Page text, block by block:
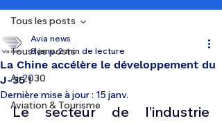
Tous les posts
Air2030
Aviation & Tourisme
Tous les posts
La Chine accélère le développement du
J-35 !
Avia news
8 janv. 2 min de lecture
Dernière mise à jour : 15 janv.
Le secteur de l’industrie